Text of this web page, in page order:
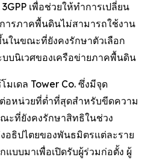
เพื่อช่วยให้ทำการเปลี่ยน
ารภาคพื้นดินไม่สามารถใช้งาน
นในขณะที่ยังคงรักษาตัวเลือก
บนิเวศของเครือข่ายภาคพื้นดิน
มเดล Tower Co. ซึ่งมีจุด
อหน่วยที่ต่ำที่สุดสำหรับขีดความ
ะที่ยังคงรักษาสิทธิในช่วง
อธิปไตยของพันธมิตรแต่ละราย
แบบมาเพื่อเปิดรับผู้ร่วมก่อตั้ง ผู้